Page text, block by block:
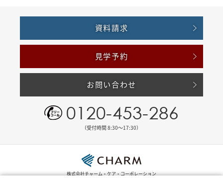
資料請求
見学予約
お問い合わせ
0120-453-286
（受付時間 8:30〜17:30）
株式会社チャーム・ケア・コーポレーション